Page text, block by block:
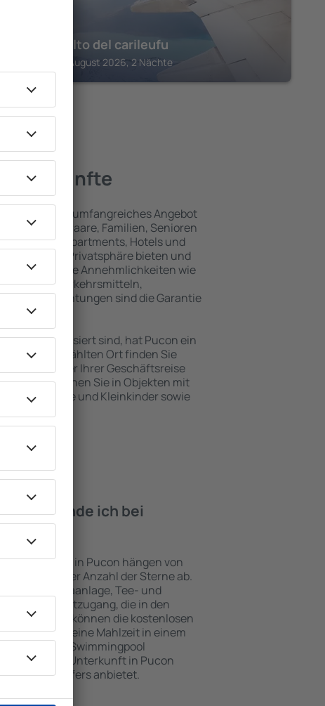
hotel salto del carileufu
Pucón, 14 August 2026, 2 Nächte
Unterkünfte
ein umfangreiches Angebot
Paare, Familien, Senioren
können in Apartments, Hotels und
maximale Privatsphäre bieten und
befinden. Die Annehmlichkeiten wie
Verkehrsmitteln,
sind die Garantie
interessiert sind, hat Pucon ein
dem ausgewählten Ort finden Sie
Urlaubs oder Ihrer Geschäftsreise
Pucon buchen Sie in Objekten mit
Säuglinge und Kleinkinder sowie
finde ich bei
in Pucon hängen von
und der Anzahl der Sterne ab.
Balkon, Klimaanlage, Tee- und
und Internetzugang, die in den
Besucher können die kostenlosen
benutzen, eine Mahlzeit in einem
ein Hotel mit Swimmingpool
eine Unterkunft in Pucon
anbietet.